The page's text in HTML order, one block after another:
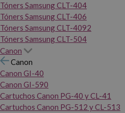
Tóners Samsung CLT-404
Tóners Samsung CLT-406
Tóners Samsung CLT-4092
Tóners Samsung CLT-504
Canon
Canon
Canon GI-40
Canon GI-590
Cartuchos Canon PG-40 y CL-41
Cartuchos Canon PG-512 y CL-513